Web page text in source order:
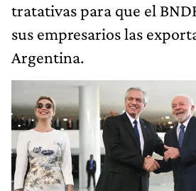
tratativas para que el
sus empresarios las
Argentina.